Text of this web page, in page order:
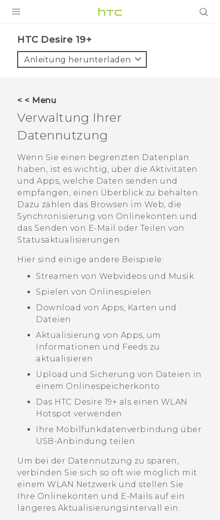
VIVE
VIVERSE
UNTERSTÜTZUNG
HTC-Geräte und Zubehör
Anmelden
‎HTC Desire 19+‎‎
Anleitung herunterladen
< < Menu
Verwaltung Ihrer
Datennutzung
Wenn Sie einen begrenzten Datenplan
haben, ist es wichtig, über die Aktivitäten
und Apps, welche Daten senden und
empfangen, einen Überblick zu behalten.
Dazu zählen das Browsen im Web, die
Synchronisierung von Onlinekonten und
das Senden von E-Mail oder Teilen von
Statusaktualisierungen.
Hier sind einige andere Beispiele:
Streamen von Webvideos und Musik
Spielen von Onlinespielen
Download von Apps, Karten und
Dateien
Aktualisierung von Apps, um
Informationen und Feeds zu
aktualisieren
Upload und Sicherung von Dateien in
einem Onlinespeicherkonto
Das HTC Desire 19+‍ als einen WLAN
Hotspot verwenden
Ihre Mobilfunkdatenverbindung über
USB-Anbindung teilen
Um bei der Datennutzung zu sparen,
verbinden Sie sich so oft wie möglich mit
einem WLAN Netzwerk und stellen Sie
Ihre Onlinekonten und E-Mails auf ein
längeres Aktualisierungsintervall ein.